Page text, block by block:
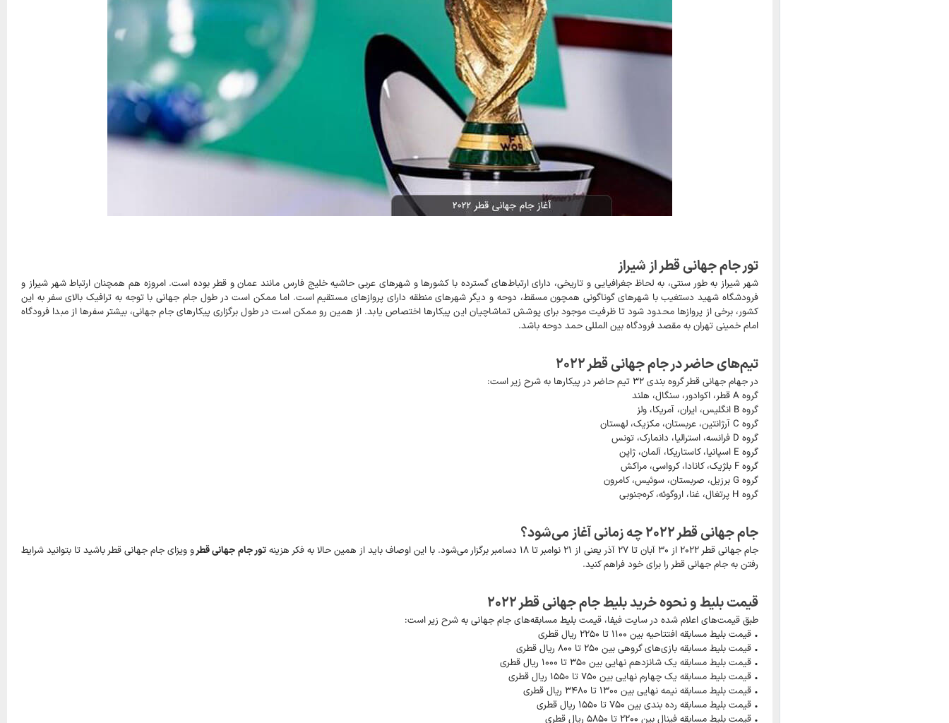
تور جام جهانی قطر از شیراز
شهر شیراز به طور سنتی، به لحاظ جغرافیایی و تاریخی، دارای ارتباط‌های گسترده با کشورها و شهرهای عربی حاشیه خلیج فارس مانند عمان و قطر بوده است. امروزه هم همچنان ارتباط شهر شیراز و
فرودشگاه شهید دستغیب با شهرهای گوناگونی همچون مسقط، دوحه و دیگر شهرهای منطقه دارای پروازهای مستقیم است. اما ممکن است در طول جام جهانی با توجه به ترافیک بالای سفر به این
کشور، برخی از پروازها محدود شود تا ظرفیت موجود برای پوشش تماشاچیان این پیکارها اختصاص یابد. از همین رو ممکن است در طول برگزاری پیکارهای جام جهانی، بیشتر سفرها از مبدا فرودگاه
امام خمینی تهران به مقصد فرودگاه بین المللی حمد دوحه باشد.
تیم‌های حاضر در جام جهانی قطر ۲۰۲۲
در جهام جهانی قطر گروه بندی ۳۲ تیم حاضر در پیکارها به شرح زیر است:
گروه A قطر، اکوادور، سنگال، هلند
گروه B انگلیس، ایران، آمریکا، ولز
گروه C آرژانتین، عربستان، مکزیک، لهستان
گروه D فرانسه، استرالیا، دانمارک، تونس
گروه E اسپانیا، کاستاریکا، آلمان، ژاپن
گروه F بلژیک، کانادا، کرواسی، مراکش
گروه G برزیل، صربستان، سوئیس، کامرون
گروه H پرتغال، غنا، اروگوئه، کره‌جنوبی
جام جهانی قطر ۲۰۲۲ چه زمانی آغاز می‌شود؟
جام جهانی قطر ۲۰۲۲ از ۳۰ آبان تا ۲۷ آذر یعنی از ۲۱ نوامبر تا ۱۸ دسامبر برگزار می‌شود. با این اوصاف باید از همین حالا به فکر هزینه تور جام جهانی قطرو ویزای جام جهانی قطر باشید تا بتوانید شرایط
رفتن به جام جهانی قطر را برای خود فراهم کنید.
قیمت بلیط و نحوه خرید بلیط جام جهانی قطر ۲۰۲۲
طبق قیمت‌های اعلام شده در سایت فیفا، قیمت بلیط مسابقه‌های جام جهانی به شرح زیر است:
• قیمت بلیط مسابقه افتتاحیه بین ۱۱۰۰ تا ۲۲۵۰ ریال قطری
• قیمت بلیط مسابقه بازی‌های گروهی بین ۲۵۰ تا ۸۰۰ ریال قطری
• قیمت بلیط مسابقه یک شانزدهم نهایی بین ۳۵۰ تا ۱۰۰۰ ریال قطری
• قیمت بلیط مسابقه یک چهارم نهایی بین ۷۵۰ تا ۱۵۵۰ ریال قطری
• قیمت بلیط مسابقه نیمه نهایی بین ۱۳۰۰ تا ۳۴۸۰ ریال قطری
• قیمت بلیط مسابقه رده بندی بین ۷۵۰ تا ۱۵۵۰ ریال قطری
• قیمت بلیط مسابقه فینال بین ۲۲۰۰ تا ۵۸۵۰ ریال قطری